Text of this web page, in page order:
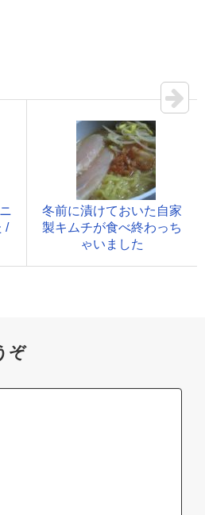
/
冬前に漬けておいた自家
製キムチが食べ終わっち
ゃいました
ぞ